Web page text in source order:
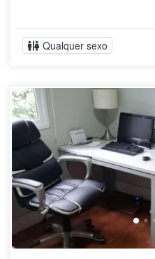
Qualquer sexo